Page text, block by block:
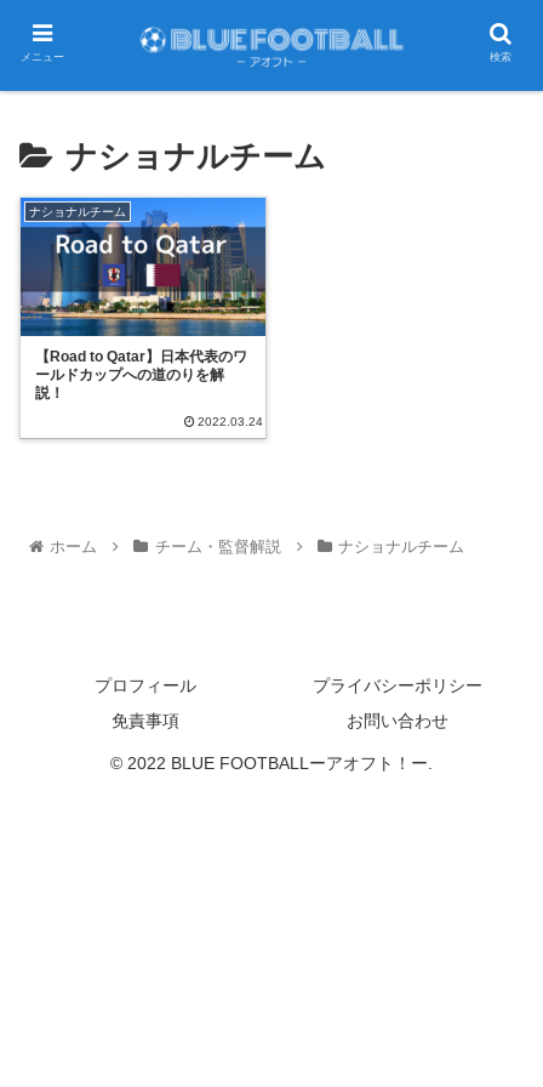
ナショナルチーム
ナショナルチーム
【Road to Qatar】日本代表のワ
ールドカップへの道のりを解
説！
2022.03.24
ホーム チーム・監督解説 ナショナルチーム
プロフィール
プライバシーポリシー
免責事項
お問い合わせ
© 2022 BLUE FOOTBALLーアオフト！ー.
メニュー 検索